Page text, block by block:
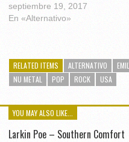
septiembre 19, 2017
En «Alternativo»
RELATED ITEMS ALTERNATIVO
NU METAL
POP ROCK USA
YOU MAY ALSO LIKE...
Larkin Poe – Southern Comfort